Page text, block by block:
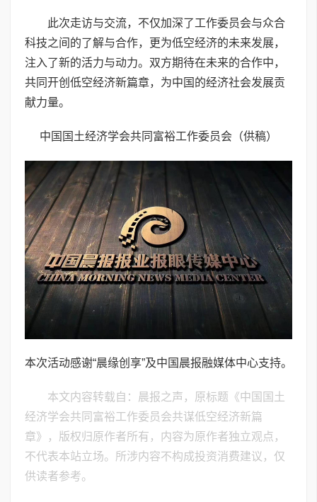
此次走访与交流，不仅加深了工作委员会与众合
科技之间的了解与合作，更为低空经济的未来发展，
注入了新的活力与动力。双方期待在未来的合作中，
共同开创低空经济新篇章，为中国的经济社会发展贡
献力量。
中国国土经济学会共同富裕工作委员会（供稿）
本次活动感谢“晨缘创享”及中国晨报融媒体中心支持。
本文内容转载自：晨报之声，原标题《中国国土
经济学会共同富裕工作委员会共谋低空经济新篇
章》，版权归原作者所有，内容为原作者独立观点，
不代表本站立场。所涉内容不构成投资消费建议，仅
供读者参考。